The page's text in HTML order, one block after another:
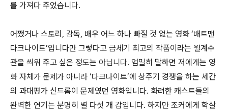
를 가져다 주었습니다.
어쨌거나 스토리, 감독, 배우 어느 하나 빠질 것 없는 영화 ‘배트맨
다크나이트’입니다만 그렇다고 금세기 최고의 작품이라는 월계수
관을 씌워 주고 싶은 정도는 아닙니다. 엄밀히 말하면 저에게는 영
화 자체가 문제가 아니라 ‘다크나이트’에 상주기 경쟁을 하는 세간
의 과대평가 신드롬이 문제였던 영화입니다. 화려한 캐스트들의
완벽한 연기는 분명히 별 다섯 개 감입니다. 하지만 조커에게 학살